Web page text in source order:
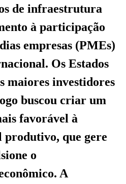
de infraestrutura
à participação
empresas (PMEs)
Os Estados
maiores investidores
buscou criar um
favorável à
produtivo, que gere
o
A